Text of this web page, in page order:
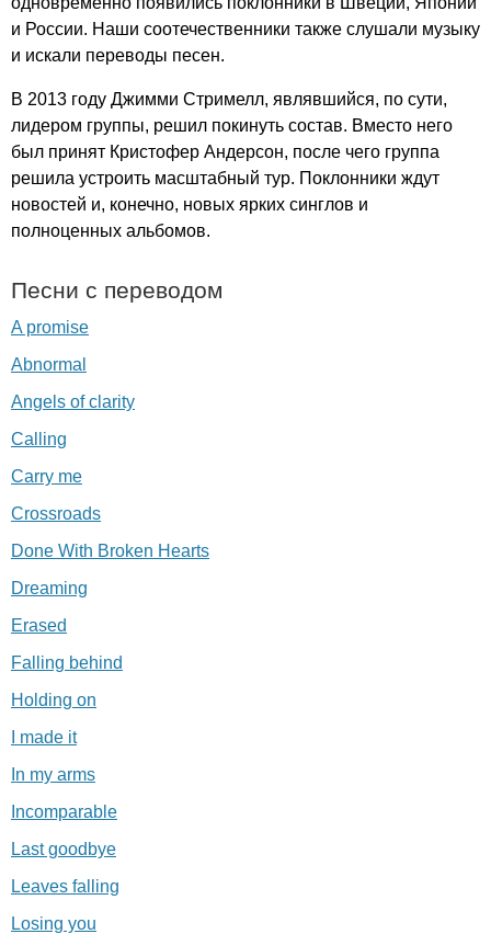
и России. Наши соотечественники также слушали музыку
и искали переводы песен.
В 2013 году Джимми Стримелл, являвшийся, по сути,
лидером группы, решил покинуть состав. Вместо него
был принят Кристофер Андерсон, после чего группа
решила устроить масштабный тур. Поклонники ждут
новостей и, конечно, новых ярких синглов и
полноценных альбомов.
Песни с переводом
A promise
Abnormal
Angels of clarity
Calling
Carry me
Crossroads
Done With Broken Hearts
Dreaming
Erased
Falling behind
Holding on
I made it
In my arms
Incomparable
Last goodbye
Leaves falling
Losing you